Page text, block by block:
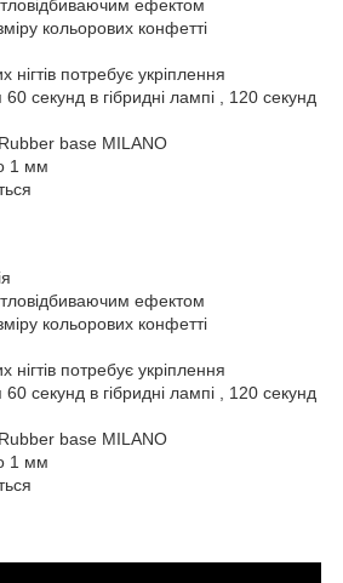
ефектом
кольорових конфетті
нігтів потребує укріплення
секунд в гібридні лампі , 120 секунд
base MILANO
1 мм
ефектом
кольорових конфетті
нігтів потребує укріплення
секунд в гібридні лампі , 120 секунд
base MILANO
1 мм